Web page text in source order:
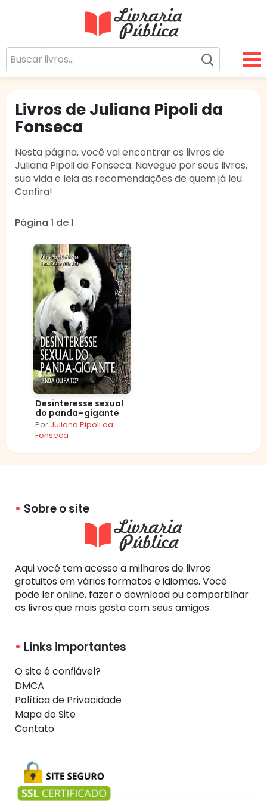
Sua Biblioteca Virtual Gratuita
Livros de Juliana Pipoli da
Fonseca
Nesta página, você vai encontrar os livros de
Juliana Pipoli da Fonseca. Navegue por seus livros,
sua vida e leia as recomendações de quem já leu.
Confira!
Página 1 de 1
Desinteresse sexual
do panda–gigante
Por Juliana Pipoli da
Fonseca
Sobre o site
Aqui você tem acesso a milhares de livros
gratuitos em vários formatos e idiomas. Você
pode ler online, fazer o download ou compartilhar
os livros que mais gosta com seus amigos.
Links importantes
O site é confiável?
DMCA
Política de Privacidade
Mapa do Site
Contato